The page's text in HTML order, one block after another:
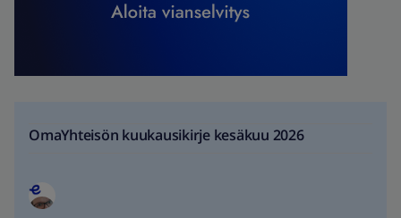
OmaYhteisön kuukausikirje kesäkuu 2026